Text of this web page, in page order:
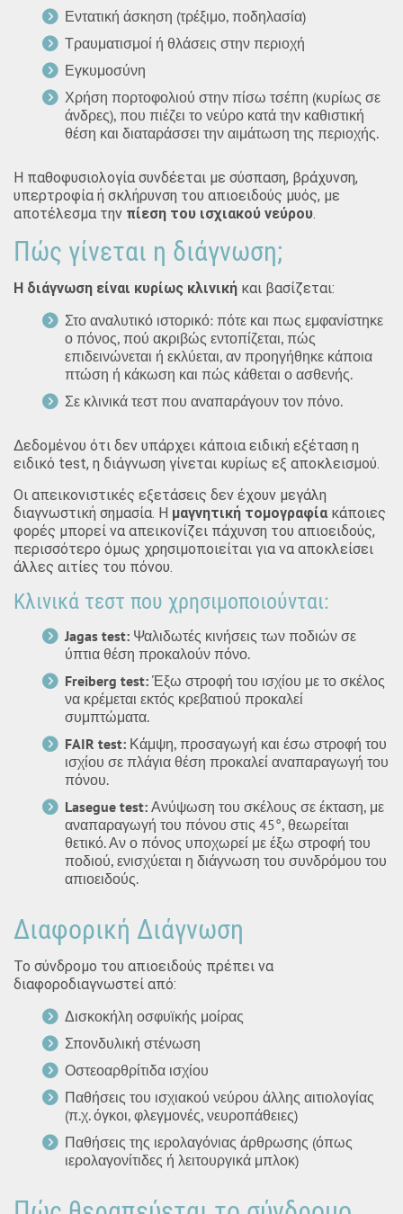
Εντατική άσκηση (τρέξιμο, ποδηλασία)
Τραυματισμοί ή θλάσεις στην περιοχή
Εγκυμοσύνη
Χρήση πορτοφολιού στην πίσω τσέπη (κυρίως σε
άνδρες), που πιέζει το νεύρο κατά την καθιστική
θέση και διαταράσσει την αιμάτωση της περιοχής.
Η παθοφυσιολογία συνδέεται με σύσπαση, βράχυνση,
υπερτροφία ή σκλήρυνση του απιοειδούς μυός, με
αποτέλεσμα την πίεση του ισχιακού νεύρου.
Πώς γίνεται η διάγνωση;
Η διάγνωση είναι κυρίως κλινική και βασίζεται:
Στο αναλυτικό ιστορικό: πότε και πως εμφανίστηκε
ο πόνος, πού ακριβώς εντοπίζεται, πώς
επιδεινώνεται ή εκλύεται, αν προηγήθηκε κάποια
πτώση ή κάκωση και πώς κάθεται ο ασθενής.
Σε κλινικά τεστ που αναπαράγουν τον πόνο.
Δεδομένου ότι δεν υπάρχει κάποια ειδική εξέταση η
ειδικό test, η διάγνωση γίνεται κυρίως εξ αποκλεισμού.
Οι απεικονιστικές εξετάσεις δεν έχουν μεγάλη
διαγνωστική σημασία. Η μαγνητική τομογραφία κάποιες
φορές μπορεί να απεικονίζει πάχυνση του απιοειδούς,
περισσότερο όμως χρησιμοποιείται για να αποκλείσει
άλλες αιτίες του πόνου.
Κλινικά τεστ που χρησιμοποιούνται:
Jagas test: Ψαλιδωτές κινήσεις των ποδιών σε
ύπτια θέση προκαλούν πόνο.
Freiberg test: Έξω στροφή του ισχίου με το σκέλος
να κρέμεται εκτός κρεβατιού προκαλεί
συμπτώματα.
FAIR test: Κάμψη, προσαγωγή και έσω στροφή του
ισχίου σε πλάγια θέση προκαλεί αναπαραγωγή του
πόνου.
Lasegue test: Ανύψωση του σκέλους σε έκταση, με
αναπαραγωγή του πόνου στις 45°, θεωρείται
θετικό. Αν ο πόνος υποχωρεί με έξω στροφή του
ποδιού, ενισχύεται η διάγνωση του συνδρόμου του
απιοειδούς.
Διαφορική Διάγνωση
Το σύνδρομο του απιοειδούς πρέπει να
διαφοροδιαγνωστεί από:
Δισκοκήλη οσφυϊκής μοίρας
Σπονδυλική στένωση
Οστεοαρθρίτιδα ισχίου
Παθήσεις του ισχιακού νεύρου άλλης αιτιολογίας
(π.χ. όγκοι, φλεγμονές, νευροπάθειες)
Παθήσεις της ιερολαγόνιας άρθρωσης (όπως
ιερολαγονίτιδες ή λειτουργικά μπλοκ)